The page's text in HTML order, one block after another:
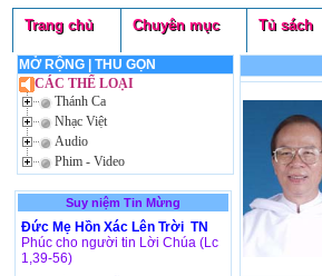
Trang chủ Chuyên mục Tủ sách
MỞ RỘNG
THU GỌN
CÁC THỂ LOẠI
Thánh Ca
Nhạc Việt
Audio
Phim - Video
Suy niệm Tin Mừng
Đức Mẹ Hồn Xác Lên Trời TN
Phúc cho người tin Lời Chúa (Lc
1,39-56)